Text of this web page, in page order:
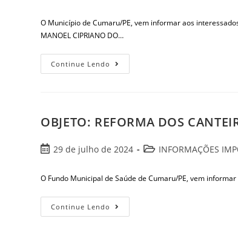
O Município de Cumaru/PE, vem informar aos interessados,
MANOEL CIPRIANO DO…
Continue Lendo
OBJETO: REFORMA DOS
29 de julho de 2024 INFORMAÇÕES
O Fundo Municipal de Saúde de Cumaru/PE, vem informar
Continue Lendo